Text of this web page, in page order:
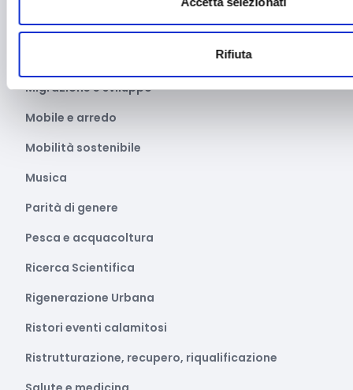
Rifiuta
Marketing e comunicazione
Migrazione e sviluppo
Mobile e arredo
Mobilità sostenibile
Musica
Parità di genere
Pesca e acquacoltura
Ricerca Scientifica
Rigenerazione Urbana
Ristori eventi calamitosi
Ristrutturazione, recupero, riqualificazione